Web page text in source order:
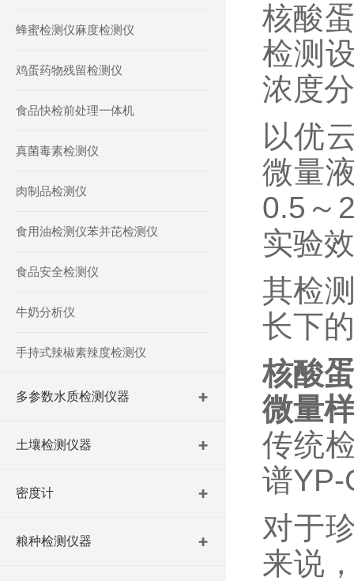
核酸
检测
浓度
以优
微量
0.5～
实验
其检
长下
核酸
微量
传统
谱YP-
对于
来说
蜂蜜检测仪麻度检测仪
鸡蛋药物残留检测仪
食品快检前处理一体机
真菌毒素检测仪
肉制品检测仪
食用油检测仪苯并芘检测仪
食品安全检测仪
牛奶分析仪
手持式辣椒素辣度检测仪
多参数水质检测仪器
土壤检测仪器
密度计
粮种检测仪器